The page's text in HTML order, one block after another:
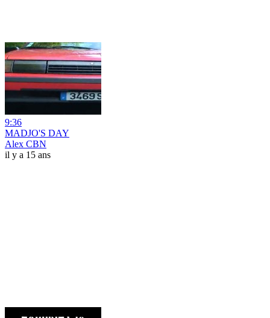
9:36
MADJO'S DAY
Alex CBN
il y a 15 ans